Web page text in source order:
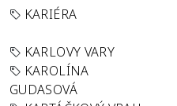
KARIÉRA
KARLOVY VARY
KAROLÍNA
GUDASOVÁ